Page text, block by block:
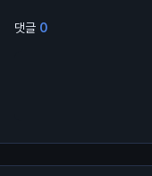
댓글 0